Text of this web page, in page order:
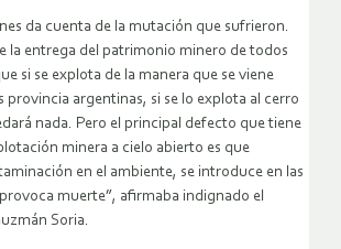
da cuenta de la mutación que sufrieron.
la entrega del patrimonio minero de todos
si se explota de la manera que se viene
provincia argentinas, si se lo explota al cerro
nada. Pero el principal defecto que tiene
minera a cielo abierto es que
en el ambiente, se introduce en las
muerte”, afirmaba indignado el
Soria.